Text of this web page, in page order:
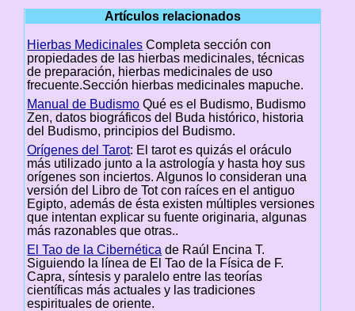
Artículos relacionados
Hierbas Medicinales Completa sección con
propiedades de las hierbas medicinales, técnicas
de preparación, hierbas medicinales de uso
frecuente.Sección hierbas medicinales mapuche.
Manual de Budismo Qué es el Budismo, Budismo
Zen, datos biográficos del Buda histórico, historia
del Budismo, principios del Budismo.
Orígenes del Tarot: El tarot es quizás el oráculo
más utilizado junto a la astrología y hasta hoy sus
orígenes son inciertos. Algunos lo consideran una
versión del Libro de Tot con raíces en el antiguo
Egipto, además de ésta existen múltiples versiones
que intentan explicar su fuente originaria, algunas
más razonables que otras..
El Tao de la Cibernética de Raúl Encina T.
Siguiendo la línea de El Tao de la Física de F.
Capra, síntesis y paralelo entre las teorías
científicas más actuales y las tradiciones
espirituales de oriente.